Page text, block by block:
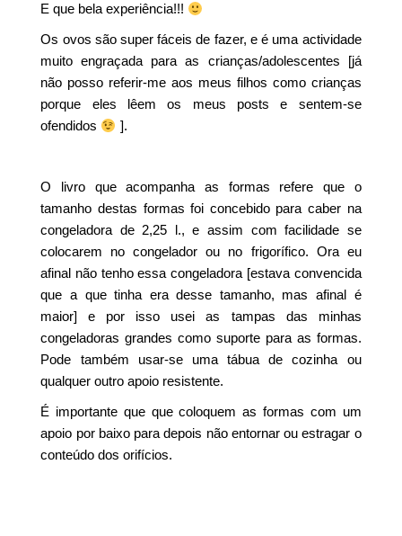
E que bela experiência!!!
Os ovos são super fáceis de fazer, e é uma actividade
muito engraçada para as crianças/adolescentes [já
não posso referir-me aos meus filhos como crianças
porque eles lêem os meus posts e sentem-se
ofendidos
].
O livro que acompanha as formas refere que o
tamanho destas formas foi concebido para caber na
congeladora de 2,25 l., e assim com facilidade se
colocarem no congelador ou no frigorífico. Ora eu
afinal não tenho essa congeladora [estava convencida
que a que tinha era desse tamanho, mas afinal é
maior] e por isso usei as tampas das minhas
congeladoras grandes como suporte para as formas.
Pode também usar-se uma tábua de cozinha ou
qualquer outro apoio resistente.
É importante que que coloquem as formas com um
apoio por baixo para depois não entornar ou estragar o
conteúdo dos orifícios.